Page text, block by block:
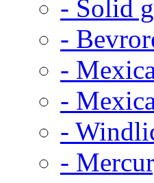
- Solid
-
-
-
-
-